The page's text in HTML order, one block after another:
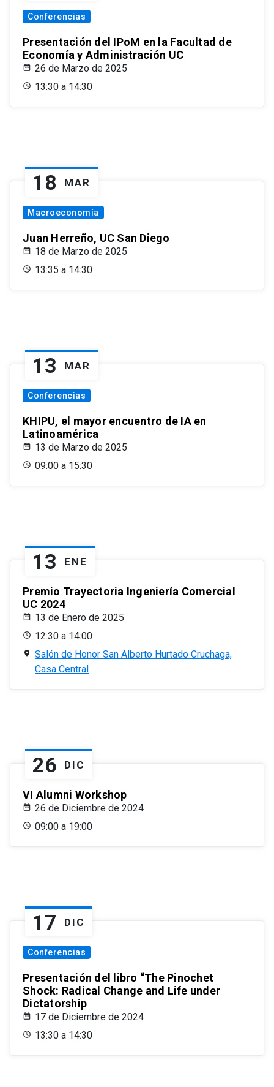
Conferencias
Presentación del IPoM en la Facultad de
Economía y Administración UC
26 de Marzo de 2025
13:30 a 14:30
18 MAR
Macroeconomía
Juan Herreño, UC San Diego
18 de Marzo de 2025
13:35 a 14:30
13 MAR
Conferencias
KHIPU, el mayor encuentro de IA en
Latinoamérica
13 de Marzo de 2025
09:00 a 15:30
13 ENE
Premio Trayectoria Ingeniería Comercial
UC 2024
13 de Enero de 2025
12:30 a 14:00
Salón de Honor San Alberto Hurtado Cruchaga,
Casa Central
26 DIC
VI Alumni Workshop
26 de Diciembre de 2024
09:00 a 19:00
17 DIC
Conferencias
Presentación del libro “The Pinochet
Shock: Radical Change and Life under
Dictatorship
17 de Diciembre de 2024
13:30 a 14:30